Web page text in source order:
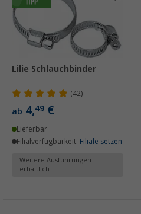
Lilie Schlauchbinder
(42)
ab 4,49 €
Lieferbar
Filialverfügbarkeit: Filiale setzen
Weitere Ausführungen
erhältlich